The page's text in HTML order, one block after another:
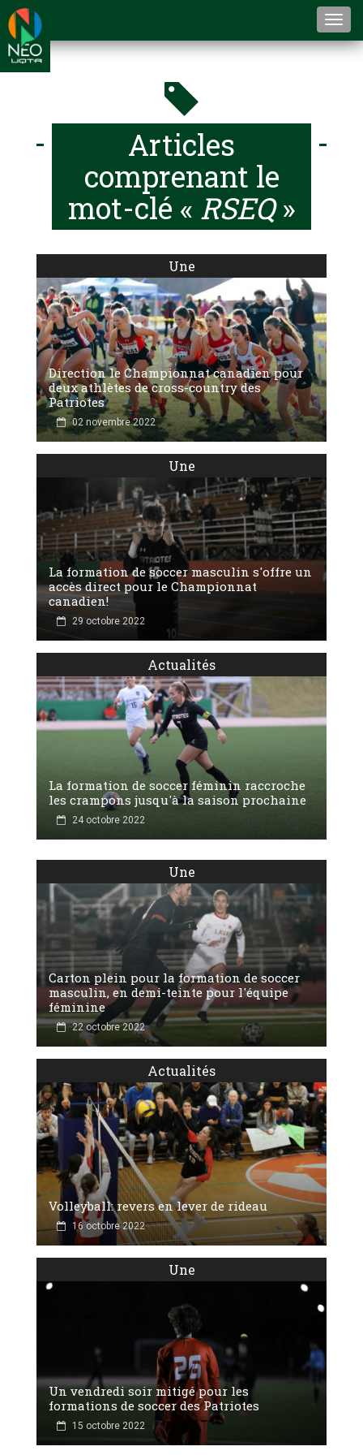
Articles
comprenant le
mot-clé « RSEQ»
Une
Direction le Championnat canadien pour
deux athlètes de cross-country des
Patriotes
02 novembre 2022
Une
La formation de soccer masculin s'offre un
accès direct pour le Championnat
canadien!
29 octobre 2022
Actualités
La formation de soccer féminin raccroche
les crampons jusqu'à la saison prochaine
24 octobre 2022
Une
Carton plein pour la formation de soccer
masculin, en demi-teinte pour l'équipe
féminine
22 octobre 2022
Actualités
Volleyball: revers en lever de rideau
16 octobre 2022
Une
Un vendredi soir mitigé pour les
formations de soccer des Patriotes
15 octobre 2022